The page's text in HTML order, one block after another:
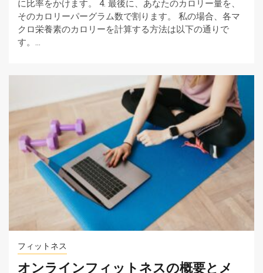
に比率をかけます。 4. 最後に、あなたのカロリー量を、
そのカロリーパーグラム数で割ります。 私の場合、各マ
クロ栄養素のカロリーを計算する方法は以下の通りで
す。…
フィットネス
オンラインフィットネスの概要とメ